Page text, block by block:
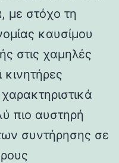
με στόχο τη
καυσίμου
στις χαμηλές
κινητήρες
πιο αυστηρή
συντήρησης σε